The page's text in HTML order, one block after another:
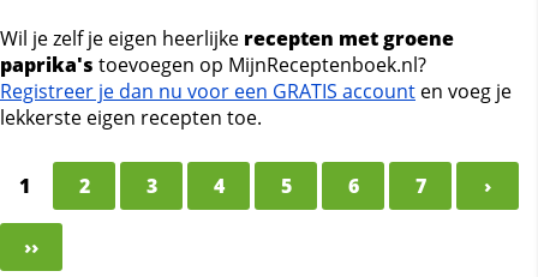
Wil je zelf je eigen heerlijke recepten met groene
paprika's toevoegen op MijnReceptenboek.nl?
Registreer je dan nu voor een GRATIS account en voeg je
lekkerste eigen recepten toe.
1 2 3 4 5 6 7 ›
››